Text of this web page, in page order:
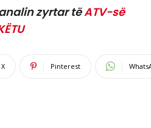
zyrtar tëATV-së
X Pinterest